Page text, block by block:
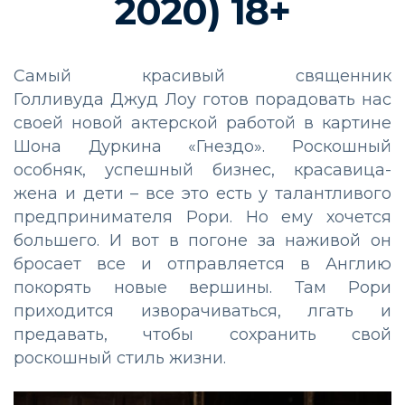
2020) 18+
Самый красивый священник
Голливуда Джуд Лоу готов порадовать нас
своей новой актерской работой в картине
Шона Дуркина «Гнездо». Роскошный
особняк, успешный бизнес, красавица-
жена и дети – все это есть у талантливого
предпринимателя Рори. Но ему хочется
большего. И вот в погоне за наживой он
бросает все и отправляется в Англию
покорять новые вершины. Там Рори
приходится изворачиваться, лгать и
предавать, чтобы сохранить свой
роскошный стиль жизни.